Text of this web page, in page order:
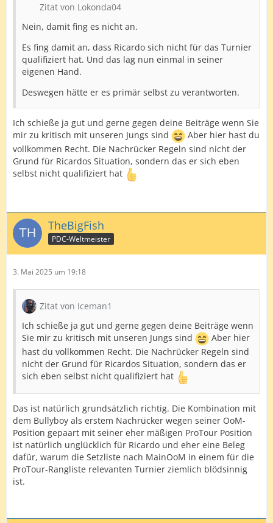
Zitat von Lokonda04
Nein, damit fing es nicht an.
Es fing damit an, dass Ricardo sich nicht für das Turnier
qualifiziert hat. Und das lag nun einmal in seiner
eigenen Hand.
Deswegen hätte er es primär selbst zu verantworten.
Ich schieße ja gut und gerne gegen deine Beiträge wenn Sie
mir zu kritisch mit unseren Jungs sind
Aber hier hast du
vollkommen Recht. Die Nachrücker Regeln sind nicht der
Grund für Ricardos Situation, sondern das er sich eben
selbst nicht qualifiziert hat
TheBigFish
PDC-Weltmeister
3. Mai 2025 um 19:18
Zitat von Iceman1
Ich schieße ja gut und gerne gegen deine Beiträge wenn
Sie mir zu kritisch mit unseren Jungs sind
Aber hier
hast du vollkommen Recht. Die Nachrücker Regeln sind
nicht der Grund für Ricardos Situation, sondern das er
sich eben selbst nicht qualifiziert hat
Das ist natürlich grundsätzlich richtig. Die Kombination mit
dem Bullyboy als erstem Nachrücker wegen seiner OoM-
Position gepaart mit seiner eher mäßigen ProTour Position
ist natürlich unglücklich für Ricardo und eher eine Beleg
dafür, warum die Setzliste nach MainOoM in einem für die
ProTour-Rangliste relevanten Turnier ziemlich blödsinnig
ist.